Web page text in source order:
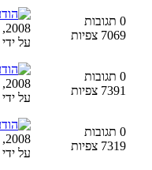
0 תגובות
7069 צפיות
2008, 02:36:24 AM
על ידי
0 תגובות
7391 צפיות
2008, 11:24:51 PM
על ידי
0 תגובות
7319 צפיות
2008, 01:38:53 AM
על ידי